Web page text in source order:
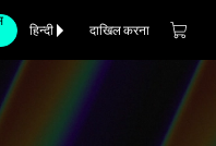
हिन्दी दाखिल करना